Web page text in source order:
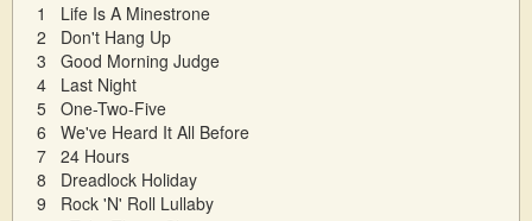
1 Life Is A Minestrone
2 Don't Hang Up
3 Good Morning Judge
4 Last Night
5 One-Two-Five
6 We've Heard It All Before
7 24 Hours
8 Dreadlock Holiday
9 Rock 'N' Roll Lullaby